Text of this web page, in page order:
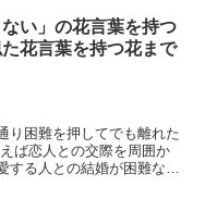
ない」の花言葉を持つ
花言葉を持つ花まで
り困難を押してでも離れた
ば恋人との交際を周囲か
する人との結婚が困難な